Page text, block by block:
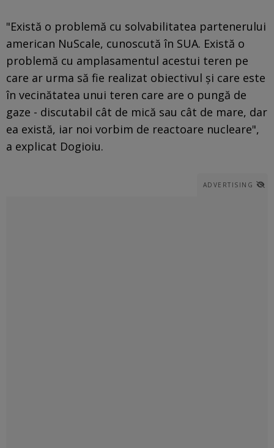
"Există o problemă cu solvabilitatea partenerului
american NuScale, cunoscută în SUA. Există o
problemă cu amplasamentul acestui teren pe
care ar urma să fie realizat obiectivul și care este
în vecinătatea unui teren care are o pungă de
gaze - discutabil cât de mică sau cât de mare, dar
ea există, iar noi vorbim de reactoare nucleare",
a explicat Dogioiu.
ADVERTISING